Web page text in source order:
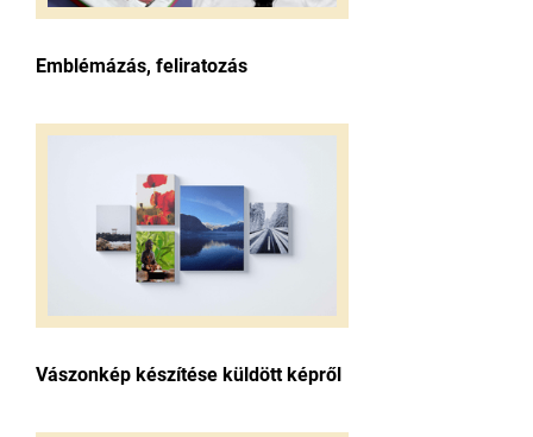
Emblémázás, feliratozás
Vászonkép készítése küldött képről